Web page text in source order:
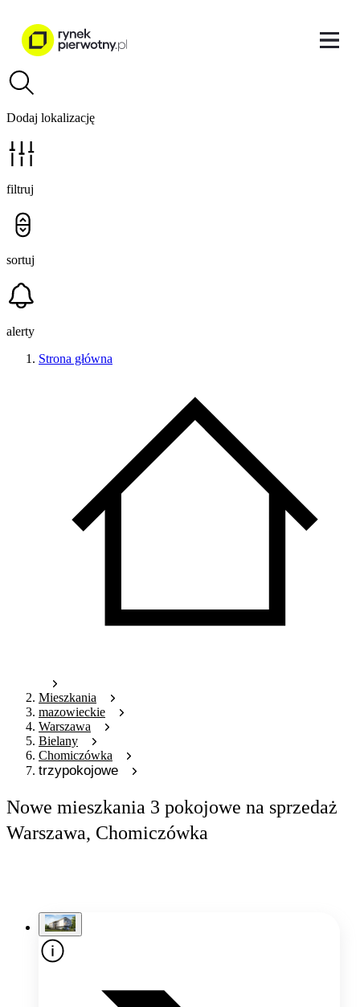
Dodaj lokalizację
filtruj
sortuj
alerty
Strona główna
Mieszkania
mazowieckie
Warszawa
Bielany
Chomiczówka
trzypokojowe
Nowe mieszkania 3 pokojowe na sprzedaż
Warszawa, Chomiczówka